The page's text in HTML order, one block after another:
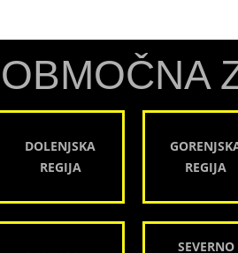
OBMOČNA
DOLENJSKA
REGIJA
REGIJA
SEVERNO